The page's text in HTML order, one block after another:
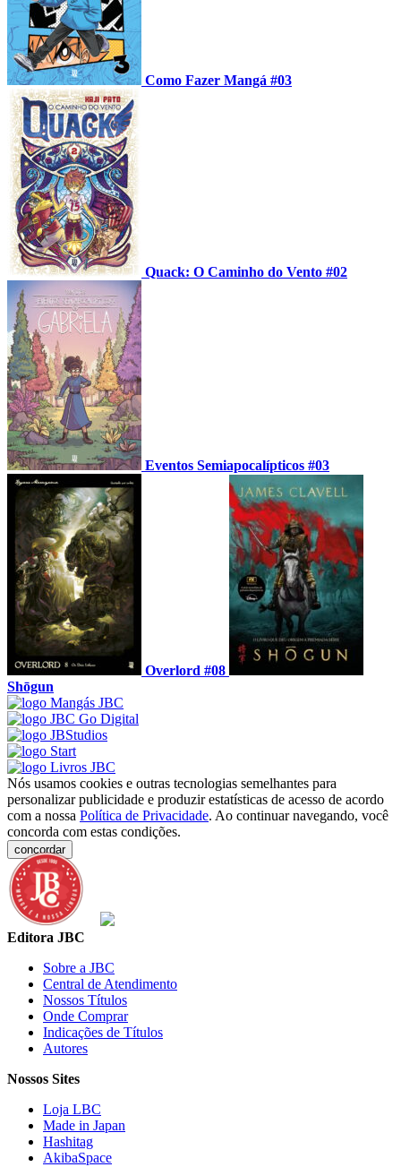
Como Fazer Mangá #03
Quack: O Caminho do Vento #02
Eventos Semiapocalípticos #03
Overlord #08
Shōgun
Nós usamos cookies e outras tecnologias semelhantes para
personalizar publicidade e produzir estatísticas de acesso de acordo
com a nossa Política de Privacidade. Ao continuar navegando, você
concorda com estas condições.
concordar
Editora JBC
Sobre a JBC
Central de Atendimento
Nossos Títulos
Onde Comprar
Indicações de Títulos
Autores
Nossos Sites
Loja LBC
Made in Japan
Hashitag
AkibaSpace